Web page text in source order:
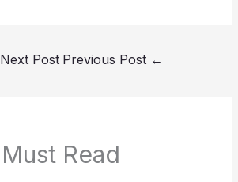
←
Next Post
Must Read